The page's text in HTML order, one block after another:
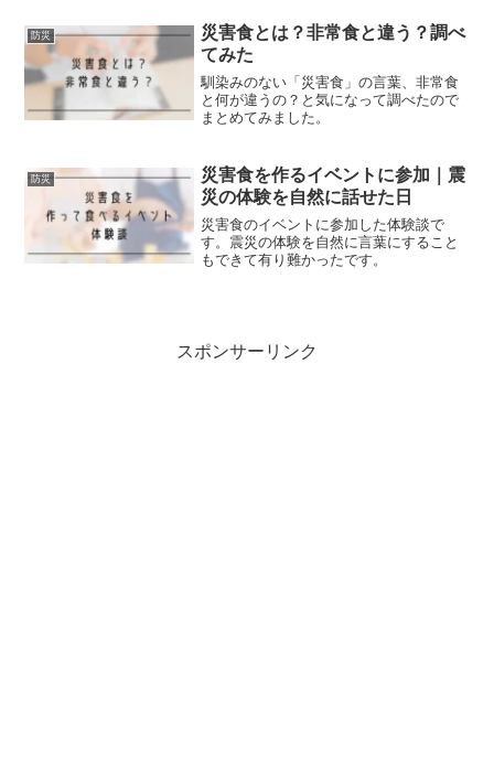
防災
災害食とは？非常食と違う？調べ
てみた
馴染みのない「災害食」の言葉、非常食
と何が違うの？と気になって調べたので
まとめてみました。
防災
災害食を作るイベントに参加｜震
災の体験を自然に話せた日
災害食のイベントに参加した体験談で
す。震災の体験を自然に言葉にすること
もできて有り難かったです。
スポンサーリンク